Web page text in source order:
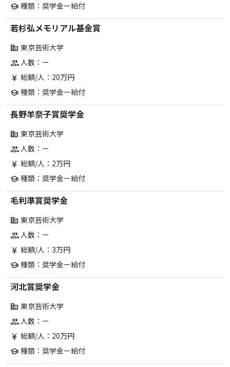
school 種類：奨学金ー給付
若杉弘メモリアル基金賞
corporate_fare 東京芸術大学
group人数：ー
currency_yen 総額/人：20万円
school 種類：奨学金ー給付
長野羊奈子賞奨学金
corporate_fare 東京芸術大学
group人数：ー
currency_yen 総額/人：2万円
school 種類：奨学金ー給付
毛利準賞奨学金
corporate_fare 東京芸術大学
group人数：ー
currency_yen 総額/人：3万円
school 種類：奨学金ー給付
河北賞奨学金
corporate_fare 東京芸術大学
group人数：ー
currency_yen 総額/人：20万円
school 種類：奨学金ー給付